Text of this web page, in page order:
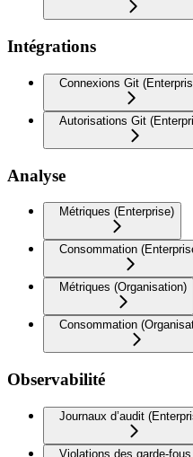
Intégrations
Connexions Git
Autorisations Git
Analyse
Métriques (Enterprise)
Consommation
Métriques (Organisation)
Consommation
Observabilité
Journaux d’audit
Violations des garde-